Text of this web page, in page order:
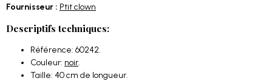
Fournisseur : Ptit clown
Descriptifs techniques:
Référence: 60242.
Couleur: noir.
Taille: 40 cm de longueur.